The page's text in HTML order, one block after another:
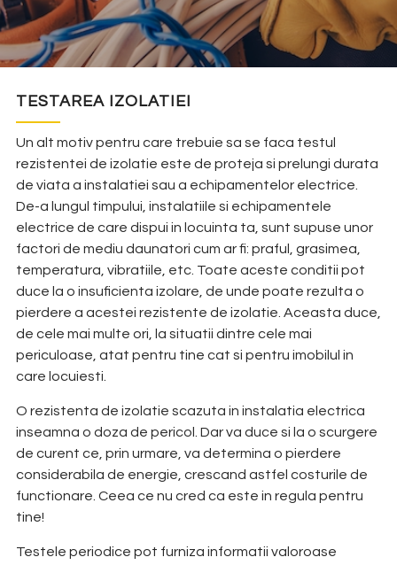
TESTAREA IZOLATIEI
Un alt motiv pentru care trebuie sa se faca testul
rezistentei de izolatie este de proteja si prelungi durata
de viata a instalatiei sau a echipamentelor electrice.
De-a lungul timpului, instalatiile si echipamentele
electrice de care dispui in locuinta ta, sunt supuse unor
factori de mediu daunatori cum ar fi: praful, grasimea,
temperatura, vibratiile, etc. Toate aceste conditii pot
duce la o insuficienta izolare, de unde poate rezulta o
pierdere a acestei rezistente de izolatie. Aceasta duce,
de cele mai multe ori, la situatii dintre cele mai
periculoase, atat pentru tine cat si pentru imobilul in
care locuiesti.
O rezistenta de izolatie scazuta in instalatia electrica
inseamna o doza de pericol. Dar va duce si la o scurgere
de curent ce, prin urmare, va determina o pierdere
considerabila de energie, crescand astfel costurile de
functionare. Ceea ce nu cred ca este in regula pentru
tine!
Testele periodice pot furniza informatii valoroase